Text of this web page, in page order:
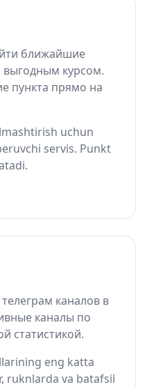
ближайшие
курсом.
пункта прямо на
uchun
servis. Punkt
каналов в
каналы по
статистикой.
eng katta
ruknlarda va batafsil